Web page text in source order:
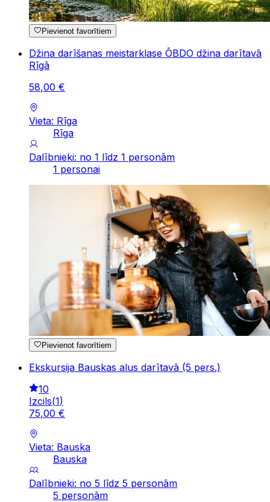
Pievienot favorītiem
Džina darīšanas meistarklase ŌBDO džina darītavā
Rīgā
58,00 €
Vieta: Rīga
Rīga
Dalībnieki: no 1 līdz 1 personām
1 personai
Pievienot favorītiem
Ekskursija Bauskas alus darītavā (5 pers.)
10
Izcils(1)
75,00 €
Vieta: Bauska
Bauska
Dalībnieki: no 5 līdz 5 personām
5 personām